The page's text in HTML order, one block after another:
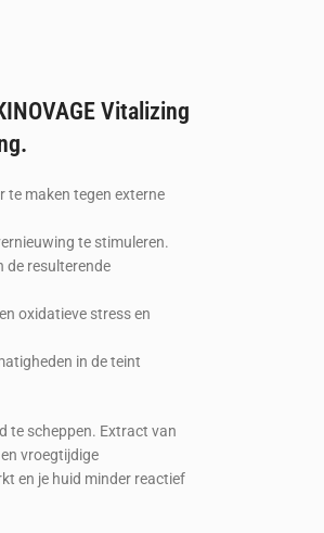
Vitalizing
te maken tegen externe
te stimuleren.
de resulterende
oxidatieve stress en
in de teint
te scheppen. Extract van
vroegtijdige
en je huid minder reactief